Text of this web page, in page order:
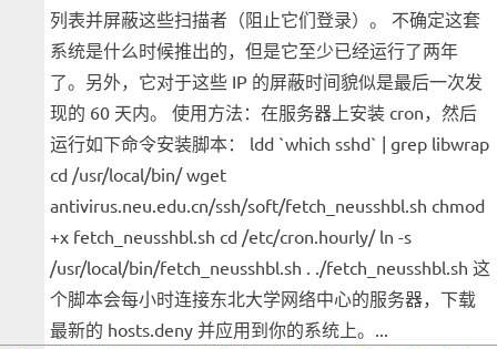
列表并屏蔽这些扫描者（阻止它们登录）。 不确定这套
系统是什么时候推出的，但是它至少已经运行了两年
了。另外，它对于这些 IP 的屏蔽时间貌似是最后一次发
现的 60 天内。 使用方法：在服务器上安装 cron，然后
运行如下命令安装脚本： ldd `which sshd` | grep libwrap
cd /usr/local/bin/ wget
antivirus.neu.edu.cn/ssh/soft/fetch_neusshbl.sh chmod
+x fetch_neusshbl.sh cd /etc/cron.hourly/ ln -s
/usr/local/bin/fetch_neusshbl.sh . ./fetch_neusshbl.sh 这
个脚本会每小时连接东北大学网络中心的服务器，下载
最新的 hosts.deny 并应用到你的系统上。...